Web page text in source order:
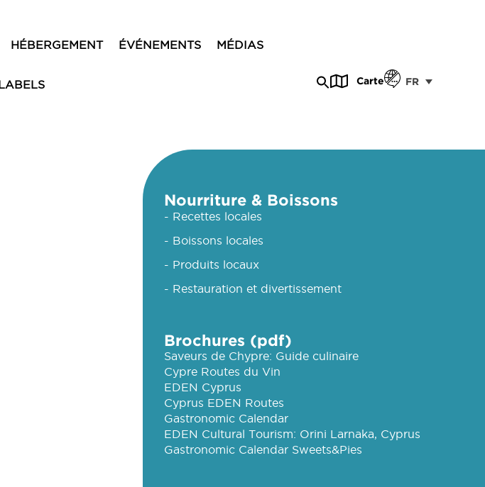
HÉBERGEMENT ÉVÉNEMENTS MÉDIAS
Carte FR
Nourriture & Boissons
- Recettes locales
- Boissons locales
- Produits locaux
- Restauration et divertissement
Brochures (pdf)
Saveurs de Chypre: Guide culinaire
Cypre Routes du Vin
EDEN Cyprus
Cyprus EDEN Routes
Gastronomic Calendar
EDEN Cultural Tourism: Orini Larnaka, Cyprus
Gastronomic Calendar Sweets&Pies